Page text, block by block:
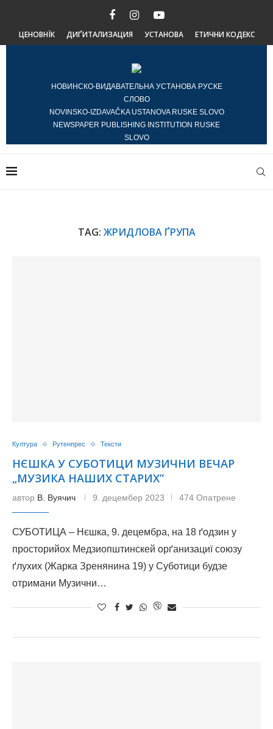
ЦЕНОВНЇК ДИҐИТАЛИЗАЦИЯ УСТАНОВА ЕТИЧНИ КОДЕКС
НОВИНСКО-ВИДАВАТЕЛЬНА УСТАНОВА РУСКЕ
СЛОВО
NOVINSKO-IZDAVAČKA USTANOVA RUSKE SLOVO
NEWSPAPER PUBLISHING INSTITUTION RUSKE
SLOVO
TAG: ЖРИДЛОВА ҐРУПА
Култура Рутенпрес Тексти
НЄШКА У СУБОТИЦИ МУЗИЧНИ ВЕЧАР
„МУЗИКА НАШИХ СТАРИХ”
автор В. Вуячич 9. децембер 2023 474 Опатрене
СУБОТИЦА – Нєшка, 9. децембра, на 18 ґодзин у
просторийох Медзиопштинскей орґанизациї союзу
ґлухих (Жарка Зренянина 19) у Суботици будзе
отримани Музични…